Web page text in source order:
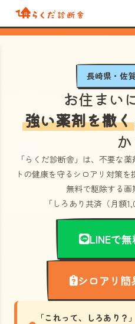
長崎県・佐
お住まい
強い薬剤を撒く
か
「らくだ診断舎」 は、不要な
トの健康を守るシロアリ対策
無料で駆除する
「しろあり共済（月額
LINEで
シロアリ簡
「これって、しろあり？」